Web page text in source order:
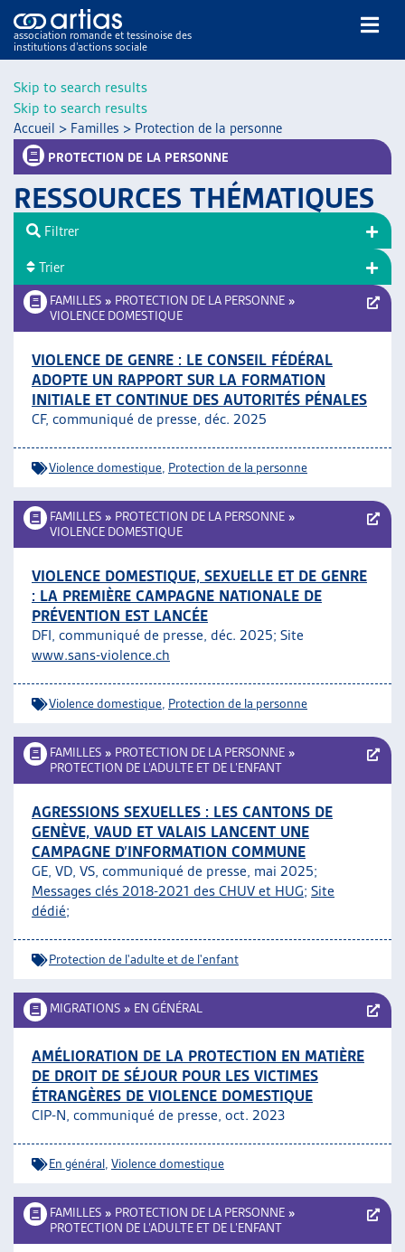
Skip to search results
Skip to search results
association romande et tessinoise des
institutions d’actions sociale
NOS PUBLICATIONS
DOSSIERS DU MOIS
VEILLE
RESSOURCES
GUIDE SOCIAL ROMAND
AUTRES
ARTIAS
PROJETS ET ACTIVITÉS
Accueil > Familles > Protection de la personne
PROTECTION DE LA PERSONNE
RESSOURCES THÉMATIQUES
FAMILLES » PROTECTION DE LA PERSONNE »
VIOLENCE DOMESTIQUE
VIOLENCE DE GENRE : LE CONSEIL FÉDÉRAL
ADOPTE UN RAPPORT SUR LA FORMATION
INITIALE ET CONTINUE DES AUTORITÉS PÉNALES
CF, communiqué de presse, déc. 2025
Violence domestique Protection de la personne
FAMILLES » PROTECTION DE LA PERSONNE »
VIOLENCE DOMESTIQUE
VIOLENCE DOMESTIQUE, SEXUELLE ET DE GENRE
: LA PREMIÈRE CAMPAGNE NATIONALE DE
PRÉVENTION EST LANCÉE
DFI, communiqué de presse, déc. 2025; Site
www.sans-violence.ch
Violence domestique Protection de la personne
FAMILLES » PROTECTION DE LA PERSONNE »
PROTECTION DE L’ADULTE ET DE L’ENFANT
AGRESSIONS SEXUELLES : LES CANTONS DE
GENÈVE, VAUD ET VALAIS LANCENT UNE
CAMPAGNE D’INFORMATION COMMUNE
GE, VD, VS, communiqué de presse, mai 2025;
Messages clés 2018-2021 des CHUV et HUG; Site
dédié;
Protection de l'adulte et de l'enfant
MIGRATIONS » EN GÉNÉRAL
AMÉLIORATION DE LA PROTECTION EN MATIÈRE
DE DROIT DE SÉJOUR POUR LES VICTIMES
ÉTRANGÈRES DE VIOLENCE DOMESTIQUE
CIP-N, communiqué de presse, oct. 2023
En général Violence domestique
FAMILLES » PROTECTION DE LA PERSONNE »
PROTECTION DE L’ADULTE ET DE L’ENFANT
Filtrer
Trier